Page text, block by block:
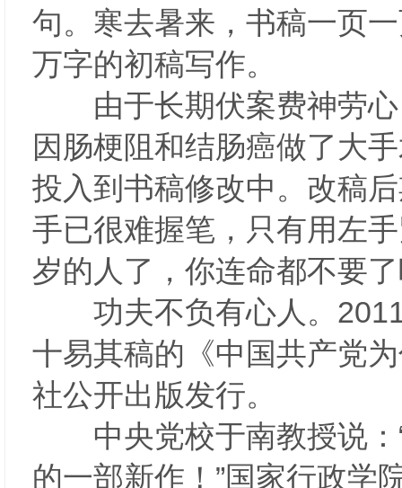
句。寒去暑来，书稿一页
万字的初稿写作。
由于长期伏案费神劳心
因肠梗阻和结肠癌做了大
投入到书稿修改中。改稿
手已很难握笔，只有用左
岁的人了，你连命都不要
功夫不负有心人。2011
十易其稿的《中国共产党
社公开出版发行。
中央党校于南教授说：“
的一部新作！”国家行政学